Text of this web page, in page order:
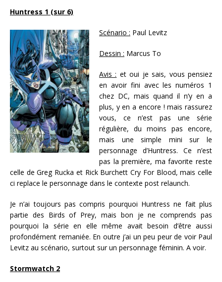
Huntress 1 (sur 6)
Scénario : Paul Levitz
Dessin : Marcus To
Avis : et oui je sais, vous pensiez
en avoir fini avec les numéros 1
chez DC, mais quand il n’y en a
plus, y en a encore ! mais rassurez
vous, ce n’est pas une série
régulière, du moins pas encore,
mais une simple mini sur le
personnage d’Huntress. Ce n’est
pas la première, ma favorite reste
celle de Greg Rucka et Rick Burchett Cry For Blood, mais celle
ci replace le personnage dans le contexte post relaunch.
Je n’ai toujours pas compris pourquoi Huntress ne fait plus
partie des Birds of Prey, mais bon je ne comprends pas
pourquoi la série en elle même avait besoin d’être aussi
profondément remaniée. En outre j’ai un peu peur de voir Paul
Levitz au scénario, surtout sur un personnage féminin. A voir.
Stormwatch 2